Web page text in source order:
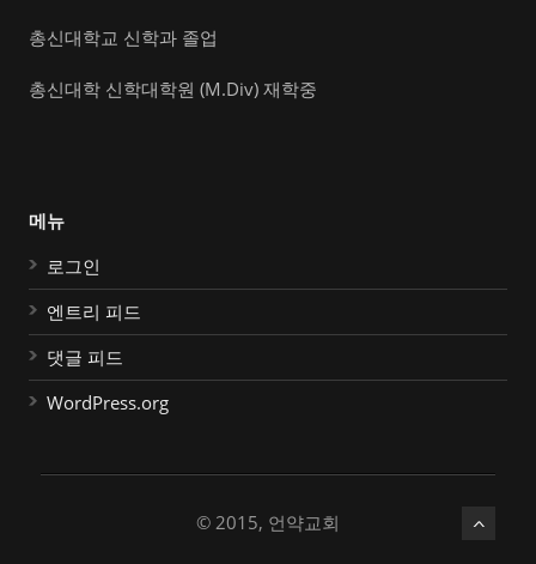
총신대학교 신학과 졸업
총신대학 신학대학원 (M.Div) 재학중
메뉴
로그인
엔트리 피드
댓글 피드
WordPress.org
© 2015, 언약교회